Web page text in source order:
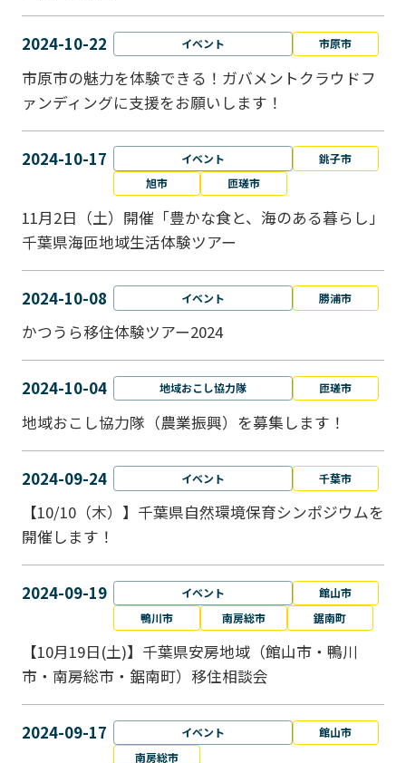
2024-10-22 イベント 市原市
市原市の魅力を体験できる！ガバメントクラウドフ
ァンディングに支援をお願いします！
2024-10-17 イベント
銚子市
旭市
匝瑳市
11月2日（土）開催「豊かな食と、海のある暮らし」
千葉県海匝地域生活体験ツアー
2024-10-08 イベント 勝浦市
かつうら移住体験ツアー2024
2024-10-04 地域おこし協力隊 匝瑳市
地域おこし協⼒隊（農業振興）を募集します！
2024-09-24 イベント 千葉市
【10/10（木）】千葉県自然環境保育シンポジウムを
開催します！
2024-09-19 イベント
館山市
鴨川市
南房総市 鋸南町
【10月19日(土)】千葉県安房地域（館山市・鴨川
市・南房総市・鋸南町）移住相談会
2024-09-17 イベント
館山市
南房総市